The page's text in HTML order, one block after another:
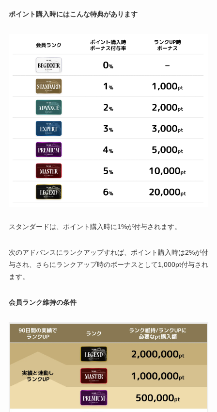
ポイント購入時にはこんな特典があります
スタンダードは、ポイント購入時に1%が付与されます。
次のアドバンスにランクアップすれば、ポイント購入時は2%が付
与され、さらにランクアップ時のボーナスとして1,000pt付与され
ます。
会員ランク維持の条件